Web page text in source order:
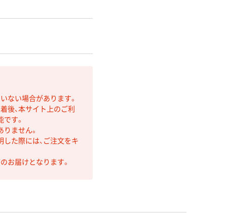
ない場合があります。
後、本サイト上のご利
す。
ません。
た際には、ご注文をキ
お届けとなります。